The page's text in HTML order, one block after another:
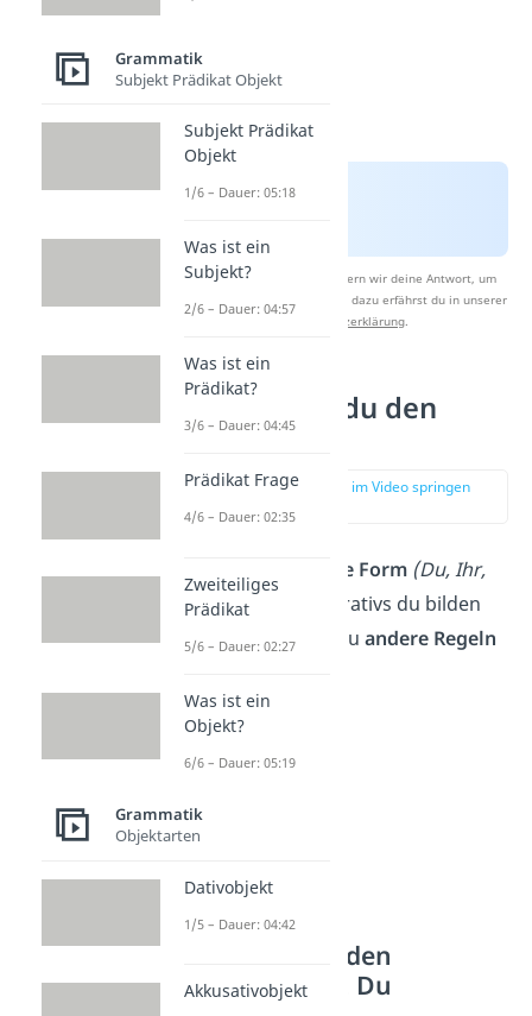
Nach Beantwortung speichern wir deine Antwort, um
Studyflix zu verbessern. Mehr dazu erfährst du in unserer
Datenschutzerklärung.
Wie bildest du den
Imperativ?
zur Stelle im Video springen
welche Form (Du, Ihr,
Wir, Sie)
des Imperativs du bilden
möchtest, musst du andere Regeln
So bildest du den
Imperativ mit Du
Grammatik
Subjekt Prädikat Objekt
Subjekt Prädikat
Objekt
1/6 – Dauer: 05:18
Was ist ein
Subjekt?
2/6 – Dauer: 04:57
Was ist ein
Prädikat?
3/6 – Dauer: 04:45
Prädikat Frage
4/6 – Dauer: 02:35
Zweiteiliges
Prädikat
5/6 – Dauer: 02:27
Was ist ein
Objekt?
6/6 – Dauer: 05:19
Grammatik
Objektarten
Dativobjekt
1/5 – Dauer: 04:42
Akkusativobjekt